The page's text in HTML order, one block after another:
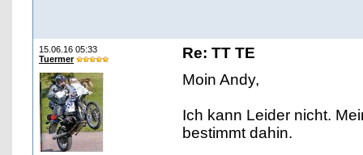
15.06.16 05:33
Tuermer
Re: TT TE
Moin Andy,
Ich kann Leider nicht.
bestimmt dahin.